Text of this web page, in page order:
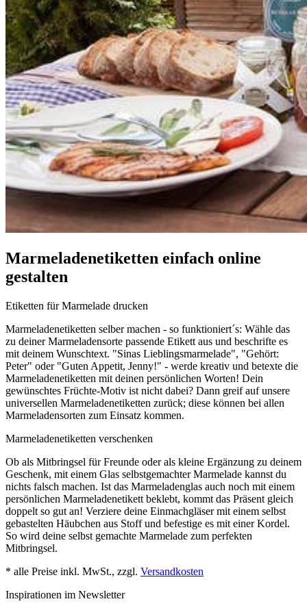
Marmeladenetiketten einfach online
gestalten
Etiketten für Marmelade drucken
Marmeladenetiketten selber machen - so funktioniert´s: Wähle das
zu deiner Marmeladensorte passende Etikett aus und beschrifte es
mit deinem Wunschtext. "Sinas Lieblingsmarmelade", "Gehört:
Peter" oder "Guten Appetit, Jenny!" - werde kreativ und betexte die
Marmeladenetiketten mit deinen persönlichen Worten! Dein
gewünschtes Früchte-Motiv ist nicht dabei? Dann greif auf unsere
universellen Marmeladenetiketten zurück; diese können bei allen
Marmeladensorten zum Einsatz kommen.
Marmeladenetiketten verschenken
Ob als Mitbringsel für Freunde oder als kleine Ergänzung zu deinem
Geschenk, mit einem Glas selbstgemachter Marmelade kannst du
nichts falsch machen. Ist das Marmeladenglas auch noch mit einem
persönlichen Marmeladenetikett beklebt, kommt das Präsent gleich
doppelt so gut an! Verziere deine Einmachgläser mit einem selbst
gebastelten Häubchen aus Stoff und befestige es mit einer Kordel.
So wird deine selbst gemachte Marmelade zum perfekten
Mitbringsel.
* alle Preise inkl. MwSt., zzgl. Versandkosten
Inspirationen im Newsletter